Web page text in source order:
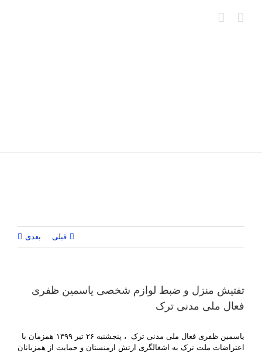
قبلی بعدی
تفتیش منزل و ضبط لوازم شخصی یاسمین ظفری
فعال ملی مدنی ترک
یاسمین ظفری فعال ملی مدنی ترک ، پنجشنبه ۲۶ تیر ۱۳۹۹ همزمان با
اعتراضات ملت ترک به اشغالگری ارتش ارمنستان و حمایت از همزبانان